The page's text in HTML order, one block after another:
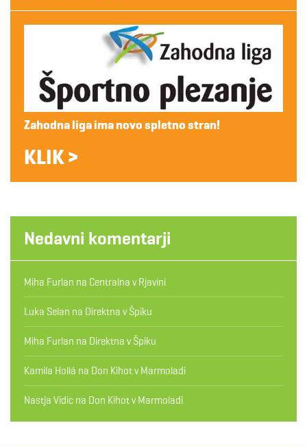
Zahodna liga ima novo spletno stran!
KLIK >
Nedavni komentarji
Miha Furlan na Centralna v Rjavini
Luka Selan na Direktna v Špiku
Miha Furlan na Direktna v Špiku
Kamila Hollá na Don Kihot v Marmoladi
Nastja Vidic na Don Kihot v Marmoladi